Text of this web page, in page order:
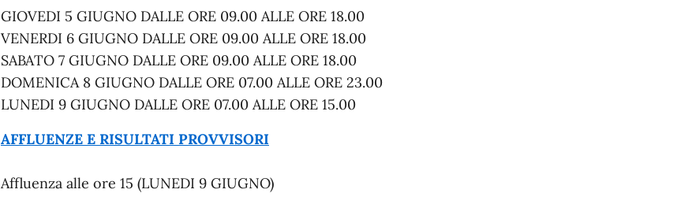
GIOVEDI 5 GIUGNO DALLE ORE 09.00 ALLE ORE 18.00
VENERDI 6 GIUGNO DALLE ORE 09.00 ALLE ORE 18.00
SABATO 7 GIUGNO DALLE ORE 09.00 ALLE ORE 18.00
DOMENICA 8 GIUGNO DALLE ORE 07.00 ALLE ORE 23.00
LUNEDI 9 GIUGNO DALLE ORE 07.00 ALLE ORE 15.00
AFFLUENZE E RISULTATI PROVVISORI
Affluenza alle ore 15 (LUNEDI 9 GIUGNO)